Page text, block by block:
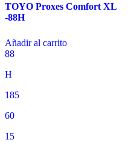
TOYO Proxes Comfort XL
-88H
Añadir al carrito
88
H
185
60
15